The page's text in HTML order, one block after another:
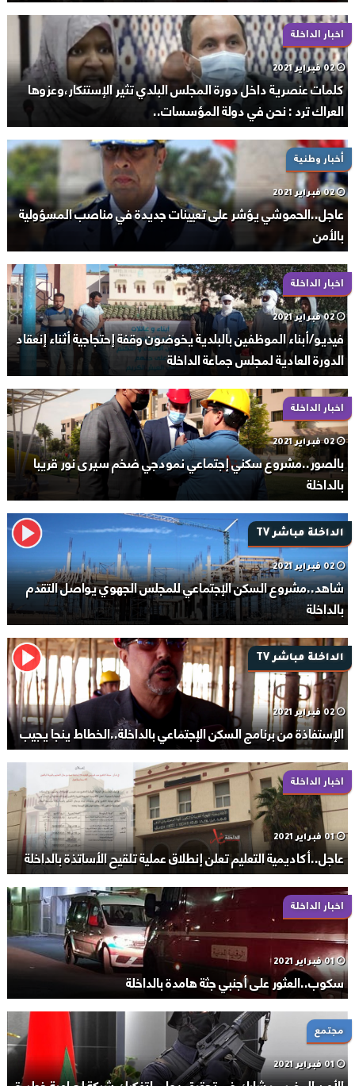
اخبار الداخلة
02 فبراير 2021
كلمات عنصرية داخل دورة المجلس البلدي تثير الإستنكار،وعزوها
العراك ترد : نحن في دولة المؤسسات..
أخبار وطنية
02 فبراير 2021
عاجل..الحموشي يؤشر على تعيينات جديدة في مناصب المسؤولية
بالأمن
اخبار الداخلة
02 فبراير 2021
فيديو/أبناء الموظفين بالبلدية يخوضون وقفة إحتجاجية أثناء إنعقاد
الدورة العادية لمجلس جماعة الداخلة
اخبار الداخلة
02 فبراير 2021
بالصور..مشروع سكني إجتماعي نمودجي ضخم سيرى نور قريبا
بالداخلة
الداخلة مباشر TV
02 فبراير 2021
شاهد..مشروع السكن الإجتماعي للمجلس الجهوي يواصل التقدم
بالداخلة
الداخلة مباشر TV
02 فبراير 2021
الإستفاذة من برنامج السكن الإجتماعي بالداخلة..الخطاط ينجا يجيب
اخبار الداخلة
01 فبراير 2021
عاجل..أكاديمية التعليم تعلن إنطلاق عملية تلقيح الأساتذة بالداخلة
اخبار الداخلة
01 فبراير 2021
سكوب..العثور على أجنبي جثة هامدة بالداخلة
مجتمع
01 فبراير 2021